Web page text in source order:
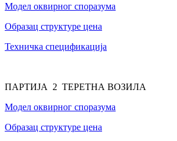
Модел оквирног споразума
Образац структуре цена
Техничка спецификација
ПАРТИЈА 2 ТЕРЕТНА ВОЗИЛА
Модел оквирног споразума
Образац структуре цена